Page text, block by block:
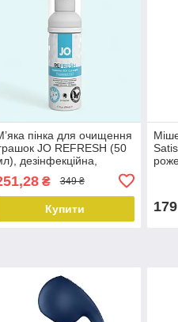
пінка для очищення
JO REFRESH (50
дезінфекційна,
₴ 349 ₴
Купити 179